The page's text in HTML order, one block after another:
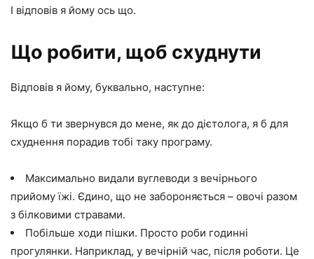
І відповів я йому ось що.
Що робити, щоб схуднути
Відповів я йому, буквально, наступне:
Якщо б ти звернувся до мене, як до дієтолога, я б для
схуднення порадив тобі таку програму.
Максимально видали вуглеводи з вечірнього
прийому їжі. Єдино, що не забороняється – овочі разом
з білковими стравами.
Побільше ходи пішки. Просто роби годинні
прогулянки. Наприклад, у вечірній час, після роботи. Це